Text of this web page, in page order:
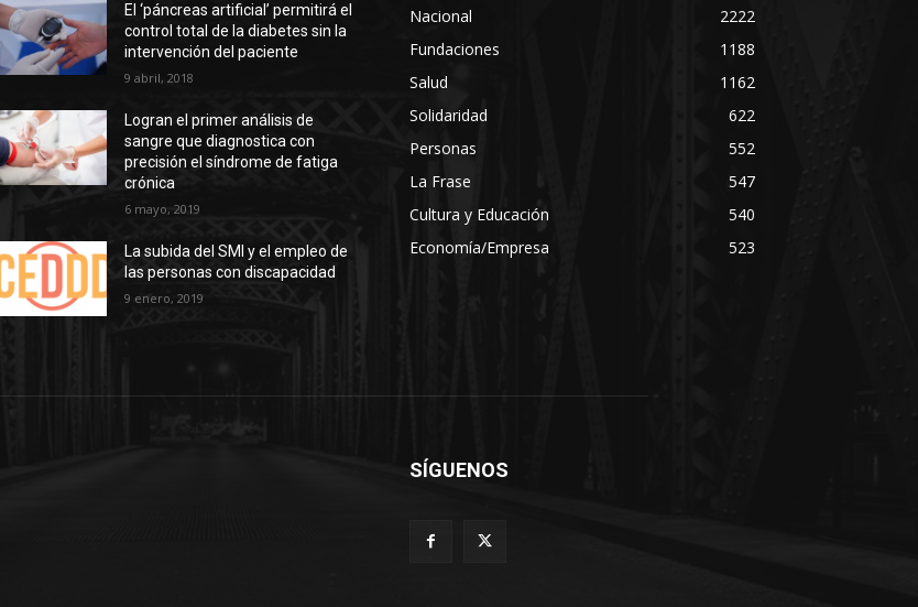
El ‘páncreas artificial’ permitirá el
control total de la diabetes sin la
intervención del paciente
9 abril, 2018
Logran el primer análisis de
sangre que diagnostica con
precisión el síndrome de fatiga
crónica
6 mayo, 2019
La subida del SMI y el empleo de
las personas con discapacidad
9 enero, 2019
Nacional
2222
Fundaciones
1188
Salud
1162
Solidaridad
622
Personas
552
La Frase
547
Cultura y Educación
540
Economía/Empresa
523
SÍGUENOS